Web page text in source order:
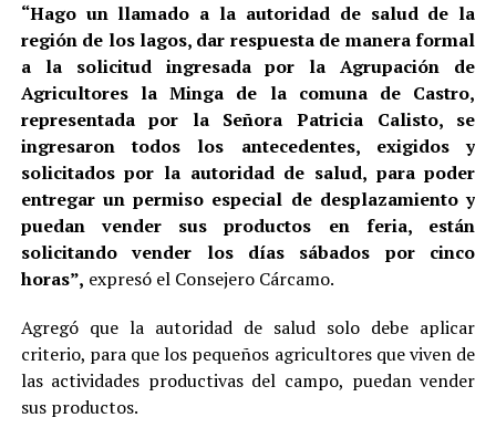
“Hago un llamado a la autoridad de salud de la
región de los lagos, dar respuesta de manera formal
a la solicitud ingresada por la Agrupación de
Agricultores la Minga de la comuna de Castro,
representada por la Señora Patricia Calisto, se
ingresaron todos los antecedentes, exigidos y
solicitados por la autoridad de salud, para poder
entregar un permiso especial de desplazamiento y
puedan vender sus productos en feria, están
solicitando vender los días sábados por cinco
horas”, expresó el Consejero Cárcamo.
Agregó que la autoridad de salud solo debe aplicar
criterio, para que los pequeños agricultores que viven de
las actividades productivas del campo, puedan vender
sus productos.